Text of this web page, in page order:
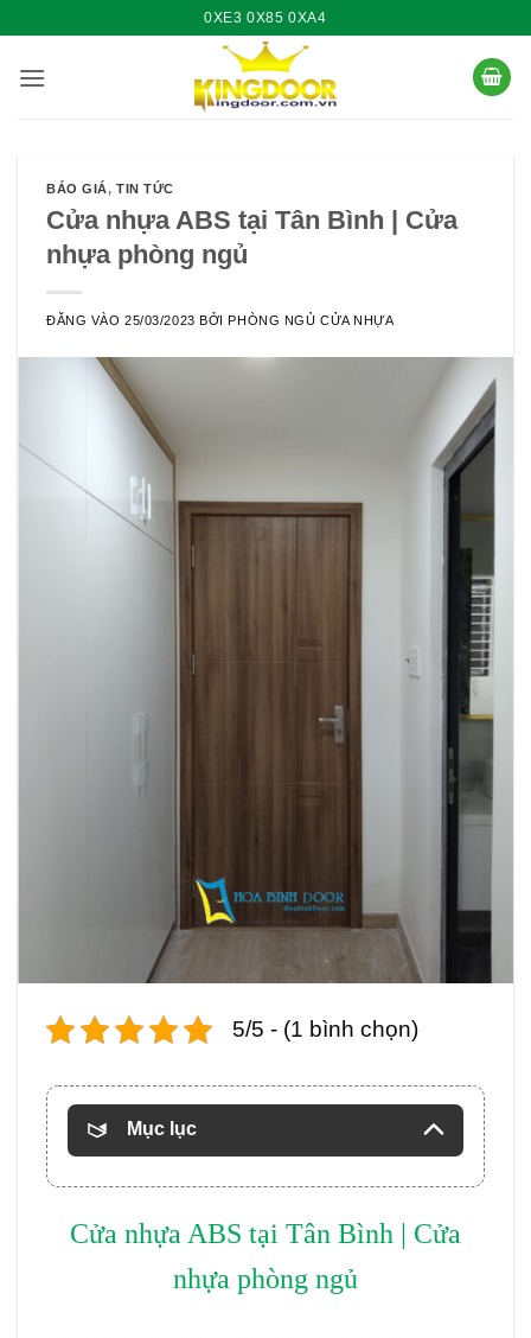
nội
0XE3 0X85 0XA4
BÁO GIÁ,TIN TỨC
Cửa nhựa ABS tại Tân Bình | Cửa
nhựa phòng ngủ
ĐĂNG VÀO25/03/2023 BỞIPHÒNG NGỦ CỬA NHỰA
5/5 - (1 bình chọn)
Mục lục
Cửa nhựa ABS tại Tân Bình | Cửa
nhựa phòng ngủ